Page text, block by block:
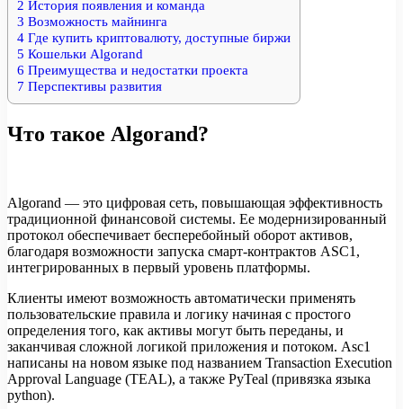
2 История появления и команда
3 Возможность майнинга
4 Где купить криптовалюту, доступные биржи
5 Кошельки Algorand
6 Преимущества и недостатки проекта
7 Перспективы развития
Что такое Algorand?
Algorand — это цифровая сеть, повышающая эффективность
традиционной финансовой системы. Ее модернизированный
протокол обеспечивает бесперебойный оборот активов,
благодаря возможности запуска смарт-контрактов ASC1,
интегрированных в первый уровень платформы.
Клиенты имеют возможность автоматически применять
пользовательские правила и логику начиная с простого
определения того, как активы могут быть переданы, и
заканчивая сложной логикой приложения и потоком. Asc1
написаны на новом языке под названием Transaction Execution
Approval Language (TEAL), а также PyTeal (привязка языка
python).